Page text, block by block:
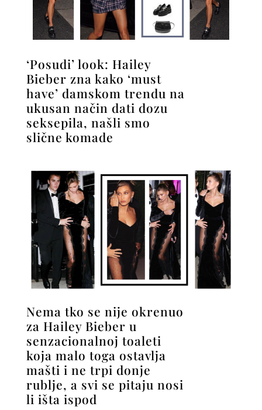
‘Posudi’ look: Hailey
Bieber zna kako ‘must
have’ damskom trendu na
ukusan način dati dozu
seksepila, našli smo
slične komade
Nema tko se nije okrenuo
za Hailey Bieber u
senzacionalnoj toaleti
koja malo toga ostavlja
mašti i ne trpi donje
rublje, a svi se pitaju nosi
li išta ispod